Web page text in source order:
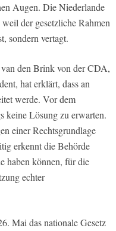
Augen. Die Niederlande
der gesetzliche Rahmen
sondern vertagt.
den Brink von der CDA,
hat erklärt, dass an
werde. Vor dem
keine Lösung zu erwarten.
einer Rechtsgrundlage
erkennt die Behörde
haben können, für die
echter
Mai das nationale Gesetz